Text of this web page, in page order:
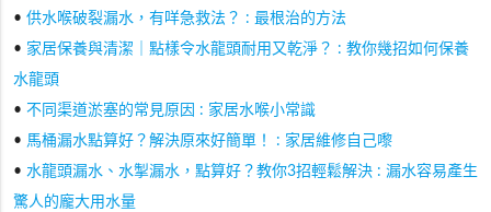
• 供水喉破裂漏水，有咩急救法？ : 最根治的方法
• 家居保養與清潔｜點樣令水龍頭耐用又乾淨？ : 教你幾招如何保養
水龍頭
• 不同渠道淤塞的常見原因 : 家居水喉小常識
• 馬桶漏水點算好？解決原來好簡單！ : 家居維修自己嚟
• 水龍頭漏水、水掣漏水，點算好？教你3招輕鬆解決 : 漏水容易產生
驚人的龐大用水量